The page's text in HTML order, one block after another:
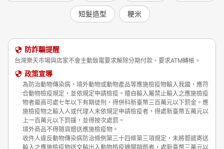
短髮造型 粳米
防詐騙提醒
台灣樂天市場與店家不會主動致電要求解除分期付款、要求ATM轉帳。
政策宣導
為防治動物傳染病，境外動物或動物產品等應施檢疫物輸入我國，應符
合動物檢疫規定，並依規定申請檢疫。擅自輸入屬禁止輸入之應施檢疫
物者最高可處七年以下有期徒刑，得併科新臺幣三百萬元以下罰金。應
施檢疫物之輸入人或代理人未依規定申請檢疫者，得處新臺幣五萬元以
上一百萬元以下罰鍰，並得按次處罰。
境外商品不得隨貨贈送應施檢疫物。
收件人違反動物傳染病防治條例第三十四條第三項規定，未將郵遞寄送
輸入之應施檢疫物送交輸出入動物檢疫機關銷燬者，處新臺幣三萬元以